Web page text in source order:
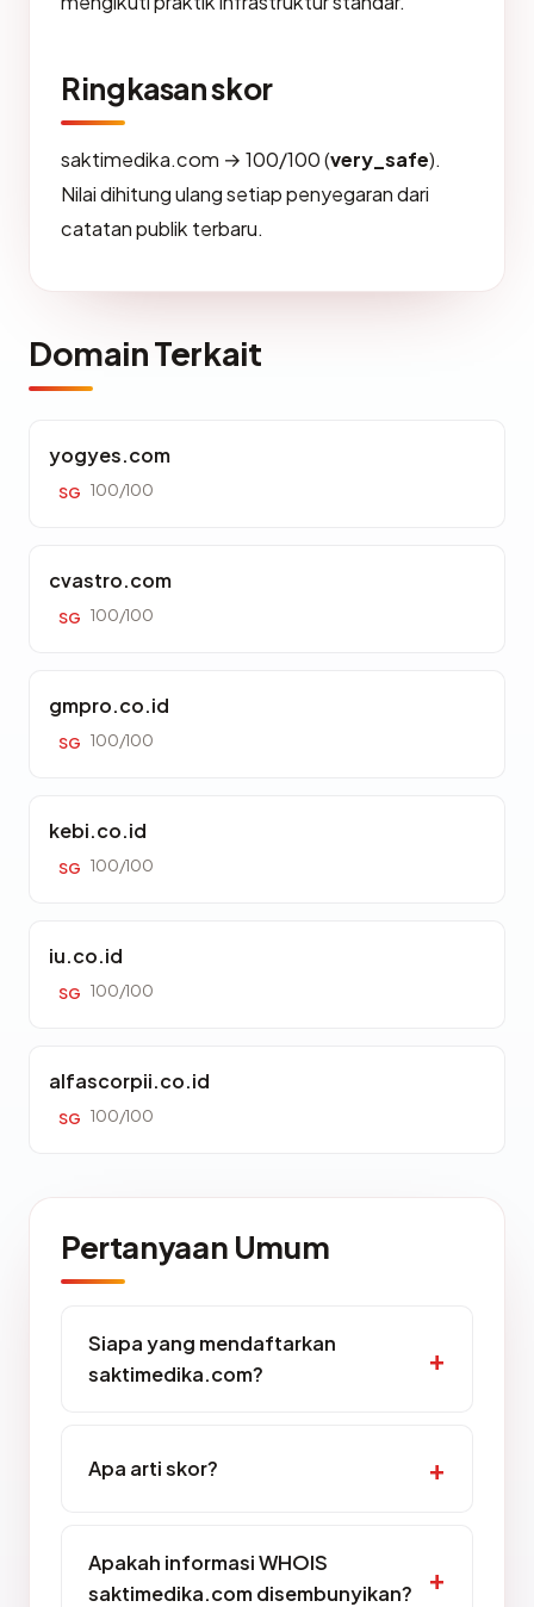
Ringkasan skor
saktimedika.com → 100/100 (very_safe).
Nilai dihitung ulang setiap penyegaran dari
catatan publik terbaru.
Domain Terkait
yogyes.com
SG 100/100
cvastro.com
SG 100/100
gmpro.co.id
SG 100/100
kebi.co.id
SG 100/100
iu.co.id
SG 100/100
alfascorpii.co.id
SG 100/100
Pertanyaan Umum
Siapa yang mendaftarkan
saktimedika.com?
Apa arti skor?
Apakah informasi WHOIS
saktimedika.com disembunyikan?